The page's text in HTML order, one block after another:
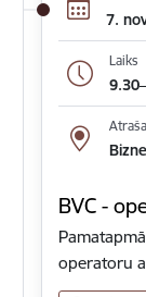
7.
Laiks
BVC -
operatoru